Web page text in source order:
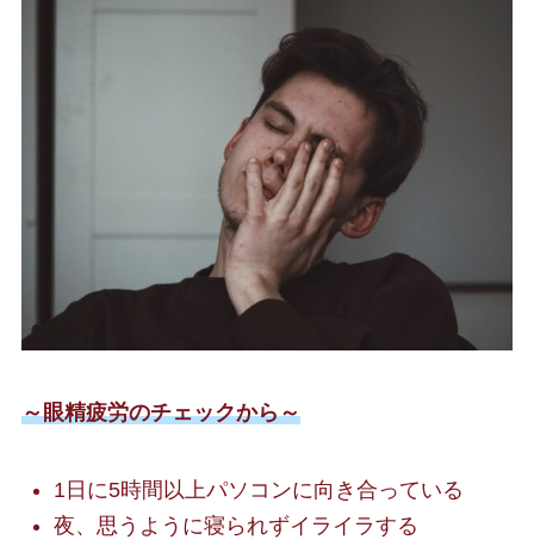
～眼精疲労のチェックから～
1日に5時間以上パソコンに向き合っている
夜、思うように寝られずイライラする